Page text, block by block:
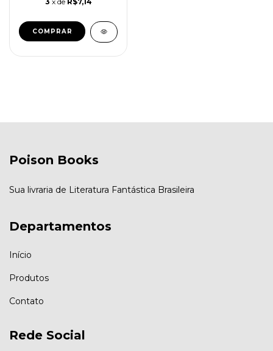
Poison Books
Sua livraria de Literatura Fantástica Brasileira
Departamentos
Início
Produtos
Contato
Rede Social